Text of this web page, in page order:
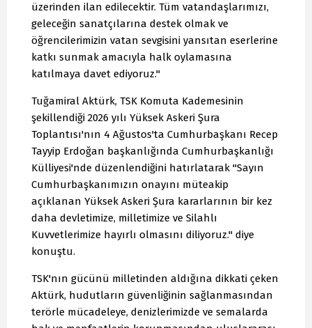
üzerinden ilan edilecektir. Tüm vatandaşlarımızı,
geleceğin sanatçılarına destek olmak ve
öğrencilerimizin vatan sevgisini yansıtan eserlerine
katkı sunmak amacıyla halk oylamasına
katılmaya davet ediyoruz."
Tuğamiral Aktürk, TSK Komuta Kademesinin
şekillendiği 2026 yılı Yüksek Askeri Şura
Toplantısı'nın 4 Ağustos'ta Cumhurbaşkanı Recep
Tayyip Erdoğan başkanlığında Cumhurbaşkanlığı
Külliyesi'nde düzenlendiğini hatırlatarak "Sayın
Cumhurbaşkanımızın onayını müteakip
açıklanan Yüksek Askeri Şura kararlarının bir kez
daha devletimize, milletimize ve Silahlı
Kuvvetlerimize hayırlı olmasını diliyoruz." diye
konuştu.
TSK'nın gücünü milletinden aldığına dikkati çeken
Aktürk, hudutların güvenliğinin sağlanmasından
terörle mücadeleye, denizlerimizde ve semalarda